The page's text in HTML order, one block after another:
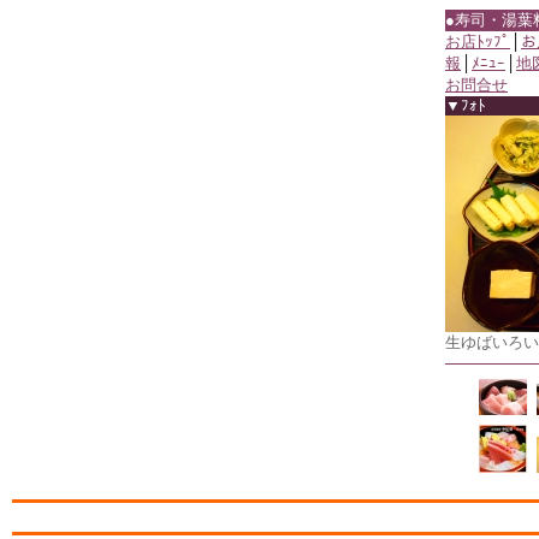
●寿司・湯
お店ﾄｯﾌﾟ
報
ﾒﾆｭｰ
地
お問合せ
▼ﾌｫﾄ
生ゆばいろ